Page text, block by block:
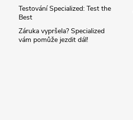
Testování Specialized: Test the
Best
Záruka vypršela? Specialized
vám pomůže jezdit dál!